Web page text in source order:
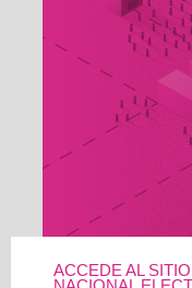
ACCEDE AL